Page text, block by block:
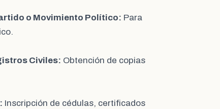
o Movimiento Político: Para
Civiles: Obtención de copias
Inscripción de cédulas, certificados